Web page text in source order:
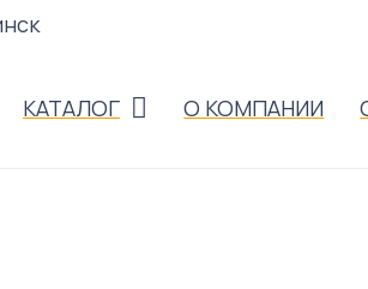
КАТАЛОГ О КОМПАНИИ